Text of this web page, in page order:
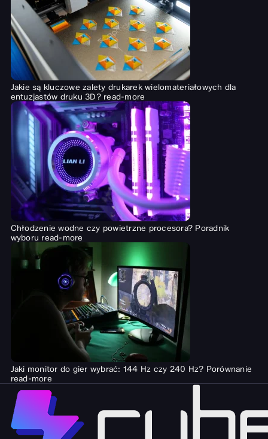
Jakie są kluczowe zalety drukarek wielomateriałowych dla
entuzjastów druku 3D? read-more
Chłodzenie wodne czy powietrzne procesora? Poradnik
wyboru read-more
Jaki monitor do gier wybrać: 144 Hz czy 240 Hz? Porównanie
read-more